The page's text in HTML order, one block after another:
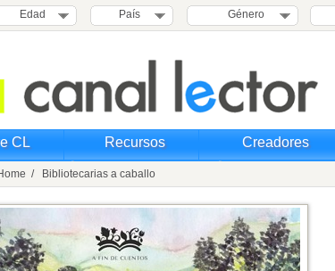
Edad País Género
CL Recursos Creadores
/ Bibliotecarias a caballo